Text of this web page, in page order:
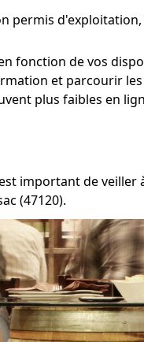
permis
fonction de vos
et parcourir
plus faibles en
important de
(47120).